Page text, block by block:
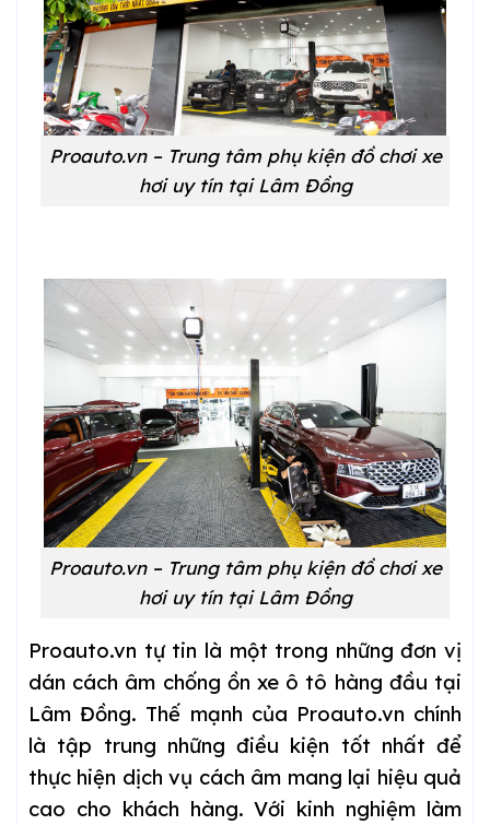
Proauto.vn – Trung tâm phụ kiện đồ chơi xe
hơi uy tín tại Lâm Đồng
Proauto.vn – Trung tâm phụ kiện đồ chơi xe
hơi uy tín tại Lâm Đồng
Proauto.vn tự tin là một trong những đơn vị
dán cách âm chống ồn xe ô tô hàng đầu tại
Lâm Đồng. Thế mạnh của Proauto.vn chính
là tập trung những điều kiện tốt nhất để
thực hiện dịch vụ cách âm mang lại hiệu quả
cao cho khách hàng. Với kinh nghiệm làm